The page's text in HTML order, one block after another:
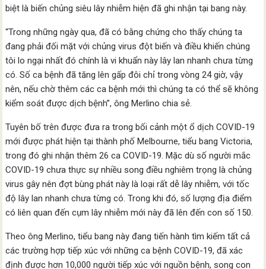
biệt là biến chủng siêu lây nhiễm hiện đã ghi nhận tại bang này.
“Trong những ngày qua, đã có bằng chứng cho thấy chúng ta
đang phải đối mặt với chủng virus đột biến và điều khiến chúng
tôi lo ngại nhất đó chính là vi khuẩn này lây lan nhanh chưa từng
có. Số ca bệnh đã tăng lên gấp đôi chỉ trong vòng 24 giờ, vậy
nên, nếu chờ thêm các ca bệnh mới thì chúng ta có thể sẽ không
kiểm soát được dịch bệnh”, ông Merlino chia sẻ.
Tuyên bố trên được đưa ra trong bối cảnh một ổ dịch COVID-19
mới được phát hiện tại thành phố Melbourne, tiểu bang Victoria,
trong đó ghi nhận thêm 26 ca COVID-19. Mặc dù số người mắc
COVID-19 chưa thực sự nhiều song điều nghiêm trọng là chủng
virus gây nên đợt bùng phát này là loại rất dễ lây nhiễm, với tốc
độ lây lan nhanh chưa từng có. Trong khi đó, số lượng địa điểm
có liên quan đến cụm lây nhiễm mới này đã lên đến con số 150.
Theo ông Merlino, tiểu bang này đang tiến hành tìm kiếm tất cả
các trường hợp tiếp xúc với những ca bệnh COVID-19, đã xác
định được hơn 10,000 người tiếp xúc với nguồn bệnh, song con